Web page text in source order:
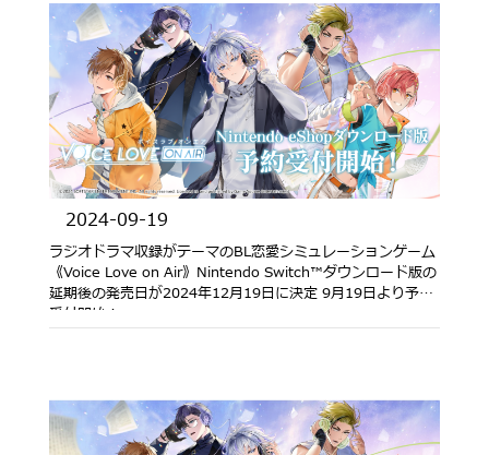
2024-09-19
ラジオドラマ収録がテーマのBL恋愛シミュレーションゲーム
《Voice Love on Air》Nintendo Switch™ダウンロード版の
延期後の発売日が2024年12月19日に決定 9月19日より予約
受付開始！